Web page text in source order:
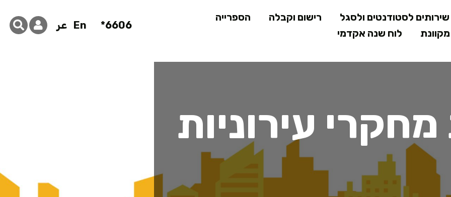
לתוכן
המרכזי
לסטודנטים ולסגל רישום וקבלה
הספרייה
לוח שנה אקדמי
6606*
En عر
עירוניות